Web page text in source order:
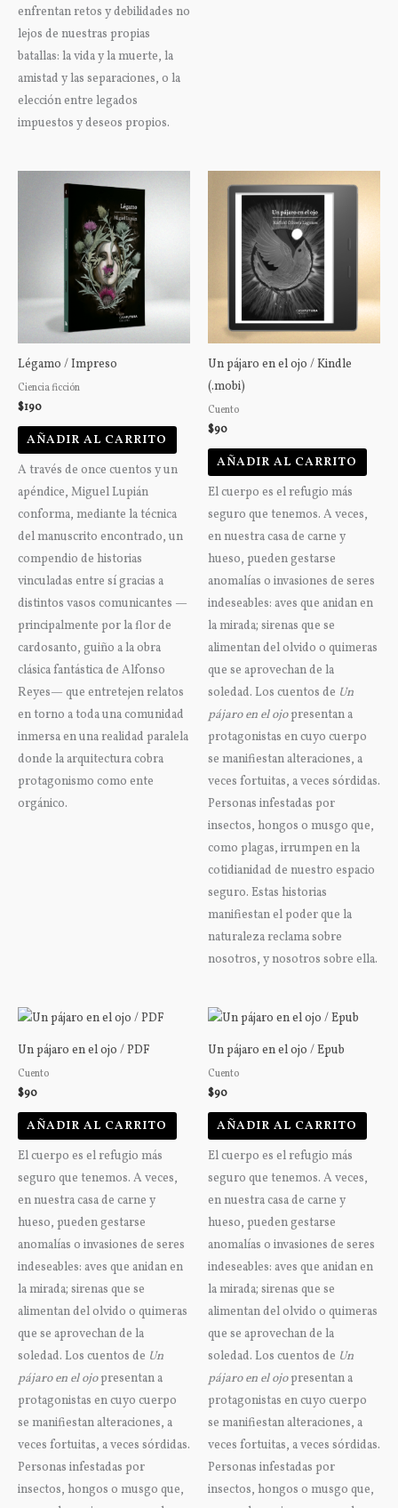
enfrentan retos y debilidades no
lejos de nuestras propias
batallas: la vida y la muerte, la
amistad y las separaciones, o la
elección entre legados
impuestos y deseos propios.
Légamo / Impreso
Ciencia ficción
$190
AÑADIR AL CARRITO
A través de once cuentos y un
apéndice, Miguel Lupián
conforma, mediante la técnica
del manuscrito encontrado, un
compendio de historias
vinculadas entre sí gracias a
distintos vasos comunicantes —
principalmente por la flor de
cardosanto, guiño a la obra
clásica fantástica de Alfonso
Reyes— que entretejen relatos
en torno a toda una comunidad
inmersa en una realidad paralela
donde la arquitectura cobra
protagonismo como ente
orgánico.
Un pájaro en el ojo / Kindle
(.mobi)
Cuento
$90
AÑADIR AL CARRITO
El cuerpo es el refugio más
seguro que tenemos. A veces,
en nuestra casa de carne y
hueso, pueden gestarse
anomalías o invasiones de seres
indeseables: aves que anidan en
la mirada; sirenas que se
alimentan del olvido o quimeras
que se aprovechan de la
soledad. Los cuentos de Un
pájaro en el ojopresentan a
protagonistas en cuyo cuerpo
se manifiestan alteraciones, a
veces fortuitas, a veces sórdidas.
Personas infestadas por
insectos, hongos o musgo que,
como plagas, irrumpen en la
cotidianidad de nuestro espacio
seguro. Estas historias
manifiestan el poder que la
naturaleza reclama sobre
nosotros, y nosotros sobre ella.
Un pájaro en el ojo / PDF
Cuento
$90
AÑADIR AL CARRITO
El cuerpo es el refugio más
seguro que tenemos. A veces,
en nuestra casa de carne y
hueso, pueden gestarse
anomalías o invasiones de seres
indeseables: aves que anidan en
la mirada; sirenas que se
alimentan del olvido o quimeras
que se aprovechan de la
soledad. Los cuentos de Un
pájaro en el ojopresentan a
protagonistas en cuyo cuerpo
se manifiestan alteraciones, a
veces fortuitas, a veces sórdidas.
Personas infestadas por
insectos, hongos o musgo que,
Un pájaro en el ojo / Epub
Cuento
$90
AÑADIR AL CARRITO
El cuerpo es el refugio más
seguro que tenemos. A veces,
en nuestra casa de carne y
hueso, pueden gestarse
anomalías o invasiones de seres
indeseables: aves que anidan en
la mirada; sirenas que se
alimentan del olvido o quimeras
que se aprovechan de la
soledad. Los cuentos de Un
pájaro en el ojopresentan a
protagonistas en cuyo cuerpo
se manifiestan alteraciones, a
veces fortuitas, a veces sórdidas.
Personas infestadas por
insectos, hongos o musgo que,